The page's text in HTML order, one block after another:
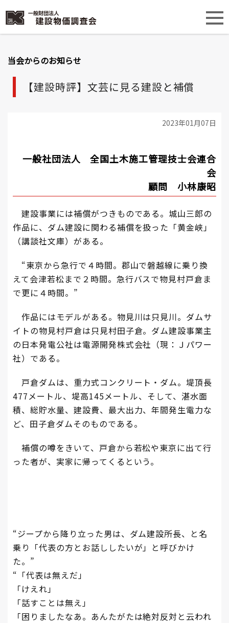
当会からのお知らせ
【建設時評】文芸に見る建設と補償
2023年01月07日
一般社団法人 全国土木施工管理技士会連合
会
顧問 小林康昭
建設事業には補償がつきものである。城山三郎の
作品に、ダム建設に関わる補償を扱った「黄金峡」
（講談社文庫）がある。
“東京から急行で４時間。郡山で磐越線に乗り換
えて会津若松まで２時間。急行バスで物見村戸倉ま
で更に４時間。”
作品にはモデルがある。物見川は只見川。ダムサ
イトの物見村戸倉は只見村田子倉。ダム建設事業主
の日本発電公社は電源開発株式会社（現：Ｊパワー
社）である。
戸倉ダムは、重力式コンクリート・ダム。堤頂長
477メートル、堤高145メートル、そして、湛水面
積、総貯水量、建設費、最大出力、年間発生電力な
ど、田子倉ダムそのものである。
補償の噂をきいて、戸倉から若松や東京に出て行
った者が、実家に帰ってくるという。
“ジープから降り立った男は、ダム建設所長、と名
乗り「代表の方とお話ししたいが」と呼びかけ
た。”
“「代表は無えだ」
「けえれ」
「話すことは無え」
「困りましたなあ。あんたがたは絶対反対と云われ